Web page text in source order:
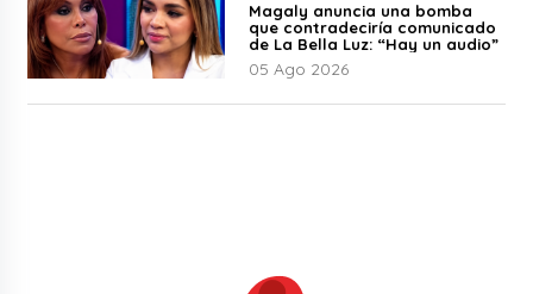
Magaly anuncia una bomba
que contradeciría comunicado
de La Bella Luz: “Hay un audio”
05 Ago 2026